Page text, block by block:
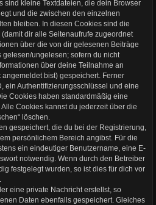
sind kleine Textdateien, die dein Browser
und die zwischen den einzelnen
bleiben. In diesen Cookies sind die
dir alle Seitenaufrufe zugeordnet
über die von dir gelesenen Beiträge
ungelesen; sofern du nicht
über deine Teilnahme an
bist) gespeichert. Ferner
ein Authentifizierungsschlüssel und eine
Cookies haben standardmäßig eine
Cookies kannst du jederzeit über die
löschen.
gespeichert, die du bei der Registrierung,
persönlichem Bereich angibst. Für die
ein eindeutiger Benutzername, eine E-
notwendig. Wenn durch den Betreiber
festgelegt wurden, so ist dies für dich vor
eine private Nachricht erstellst, so
Daten ebenfalls gespeichert. Gleiches